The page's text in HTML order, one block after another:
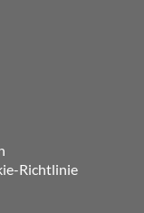
Richtlinie